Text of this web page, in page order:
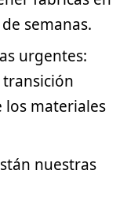
semanas.
urgentes:
transición
los materiales
nuestras